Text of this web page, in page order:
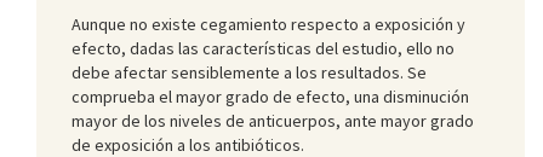
Aunque no existe cegamiento respecto a exposición y
efecto, dadas las características del estudio, ello no
debe afectar sensiblemente a los resultados. Se
comprueba el mayor grado de efecto, una disminución
mayor de los niveles de anticuerpos, ante mayor grado
de exposición a los antibióticos.